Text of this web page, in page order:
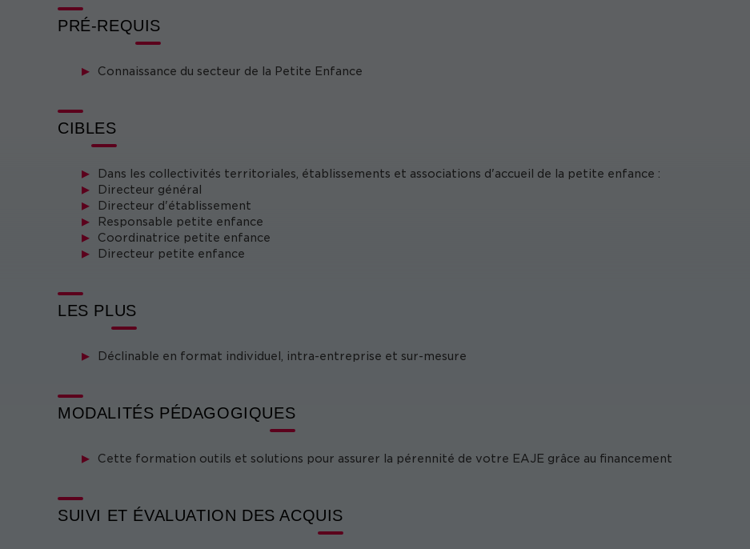
PRÉ-REQUIS
Connaissance du secteur de la Petite Enfance
CIBLES
Dans les collectivités territoriales, établissements et associations d'accueil de la petite enfance :
Directeur général
Directeur d'établissement
Responsable petite enfance
Coordinatrice petite enfance
Directeur petite enfance
LES PLUS
Déclinable en format individuel, intra-entreprise et sur-mesure
MODALITÉS PÉDAGOGIQUES
Cette formation outils et solutions pour assurer la pérennité de votre EAJE grâce au financement
SUIVI ET ÉVALUATION DES ACQUIS